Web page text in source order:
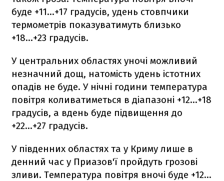
буде +11...+17 градусів, удень стовпчики
термометрів показуватимуть близько
+18...+23 градусів.
У центральних областях уночі можливий
незначний дощ, натомість удень істотних
опадів не буде. У нічні години температура
повітря коливатиметься в діапазоні +12...+18
градусів, а вдень буде підвищення до
+22...+27 градусів.
У південних областях та у Криму лише в
денний час у Приазов'ї пройдуть грозові
зливи. Температура повітря вночі буде +12…